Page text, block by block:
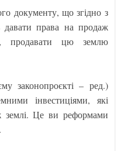
документу, що згідно з
права на продаж
продавати цю землю
законопроєкті – ред.)
інвестиціями, які
Це ви реформами